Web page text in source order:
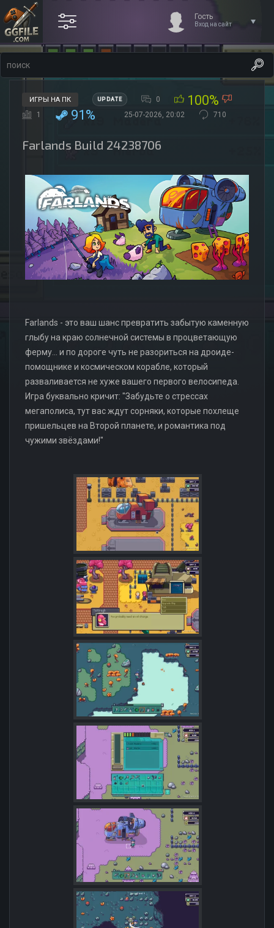
Гость
Вход на сайт
ИГРЫ НА ПК UPDATE 0 100%
1 91% 25-07-2026, 20:02 710
Farlands Build 24238706
Farlands - это ваш шанс превратить забытую каменную
глыбу на краю солнечной системы в процветающую
ферму... и по дороге чуть не разориться на дроиде-
помощнике и космическом корабле, который
разваливается не хуже вашего первого велосипеда.
Игра буквально кричит: "Забудьте о стрессах
мегаполиса, тут вас ждут сорняки, которые похлеще
пришельцев на Второй планете, и романтика под
чужими звёздами!"